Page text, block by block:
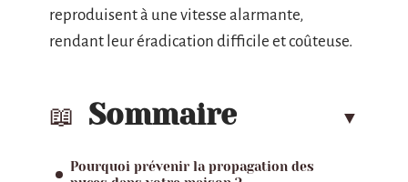
reproduisent à une vitesse alarmante,
rendant leur éradication difficile et coûteuse.
Sommaire
Pourquoi prévenir la propagation des